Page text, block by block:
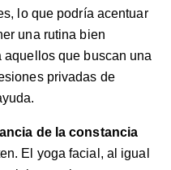
lo que podría acentuar
una rutina bien
que buscan una
privadas de
de la constancia
El yoga facial, al igual